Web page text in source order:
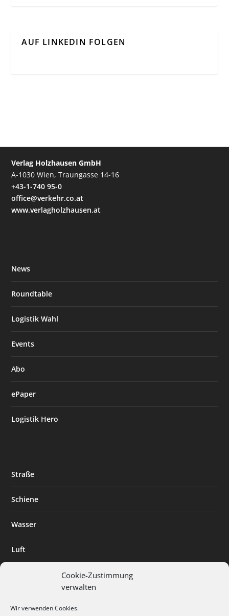
Cookie-Zustimmung
verwalten
Wir verwenden Cookies.
AUF LINKEDIN FOLGEN
Verlag Holzhausen GmbH
A-1030 Wien, Traungasse 14-16
+43-1-740 95-0
office@verkehr.co.at
www.verlagholzhausen.at
News
Roundtable
Logistik Wahl
Events
Abo
ePaper
Logistik Hero
Straße
Schiene
Wasser
Luft